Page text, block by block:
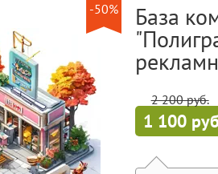
-50% База
2 200 руб.
1 100